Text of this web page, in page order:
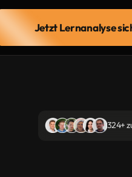
Jetzt Lernanalyse
324+